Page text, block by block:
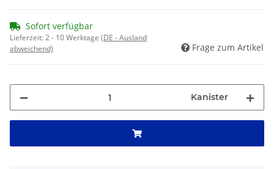
Sofort verfügbar
Lieferzeit:2 - 10 Werktage (DE - Ausland
abweichend)
Frage zum Artikel
Kanister